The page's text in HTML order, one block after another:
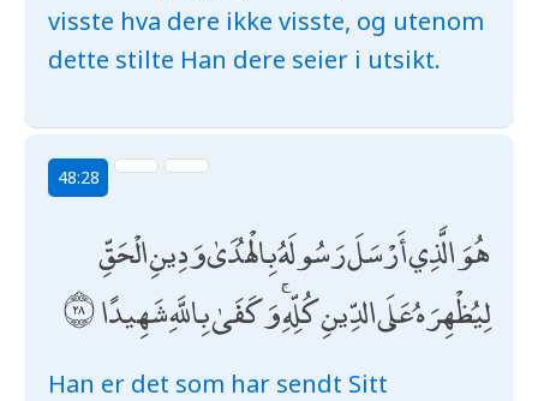
visste hva dere ikke visste, og utenom
dette stilte Han dere seier i utsikt.
48:28
هُوَ الَّذِي أَرْسَلَ رَسُولَهُ بِالْهُدَىٰ وَدِينِ الْحَقِّ
لِيُظْهِرَهُ عَلَى الدِّينِ كُلِّهِ ۚ وَكَفَىٰ بِاللَّهِ شَهِيدًا
Han er det som har sendt Sitt